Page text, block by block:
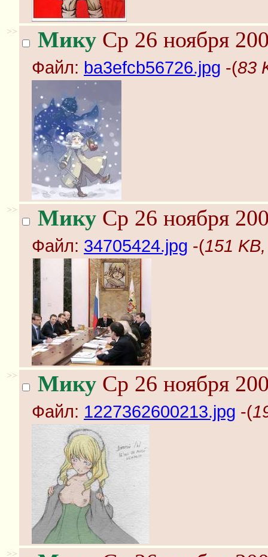
>> Мику Ср 26 ноября
Файл: ba3efcb56726.jpg -(83
>> Мику Ср 26 ноября
Файл: 34705424.jpg -(151
>> Мику Ср 26 ноября
Файл: 1227362600213.jpg -(
>>